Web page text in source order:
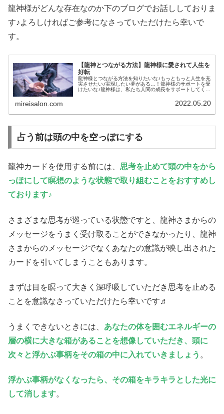
龍神様がどんな存在なのか下のブログでお話ししておりま
す♪よろしければご参考になさっていただけたら幸いで
す。
【龍神とつながる方法】龍神様に愛されて人生を
好転
龍神様とつながる方法を知りたいな♪もっともっと人生を充
実させたい♪実現したい夢がある…！龍神様のサポートを受
けたいな♪龍神様は、私たち人間の成長をサポートしてくだ
mireisalon.com 2022.05.20
占う前は頭の中を空っぽにする
龍神カードを使用する前には、 思考を止めて頭の中をから
っぽにして瞑想のような状態で取り組むことをおすすめし
ております♪
さまざまな思考が巡っている状態ですと、龍神さまからの
メッセージをうまく受け取ることができなかったり、龍神
さまからのメッセージでなくあなたの意識が映し出された
カードを引いてしまうこともあります。
まずは目を瞑って大きく深呼吸していただき思考を止める
ことを意識なさっていただけたら幸いです♬
うまくできないときには、 あなたの体を囲むエネルギーの
層の横に大きな箱があることを想像していただき、頭に
次々と浮かぶ事柄をその箱の中に入れていきましょう 。
浮かぶ事柄がなくなったら、その箱をキラキラとした光に
して消します。